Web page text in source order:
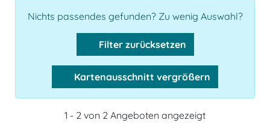
Nichts passendes gefunden? Zu wenig Auswahl?
Filter zurücksetzen
Kartenausschnitt vergrößern
1 - 2 von 2 Angeboten angezeigt